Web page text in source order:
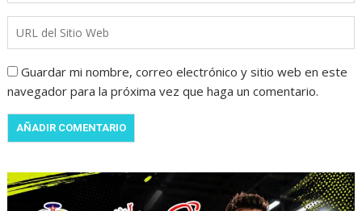
Guardar mi nombre, correo electrónico y sitio web en este
navegador para la próxima vez que haga un comentario.